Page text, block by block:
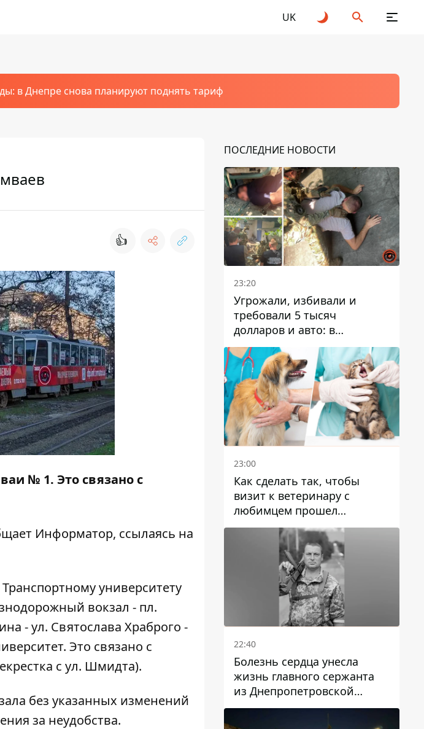
UK
в Днепре снова планируют поднять тариф
👍
№ 1. Это связано с
Информатор, ссылаясь на
университету
вокзал - пл.
- ул. Святослава Храброго -
Это связано с
с ул. Шмидта).
без указанных изменений
за неудобства.
ПОСЛЕДНИЕ НОВОСТИ
23:20
Угрожали, избивали и
требовали 5 тысяч
долларов и авто: в
Павлограде задержали двух
мужчин
23:00
Как сделать так, чтобы
визит к ветеринару с
любимцем прошел
спокойно: простые советы
22:40
Болезнь сердца унесла
жизнь главного сержанта
из Днепропетровской
области Юрия Свистуна